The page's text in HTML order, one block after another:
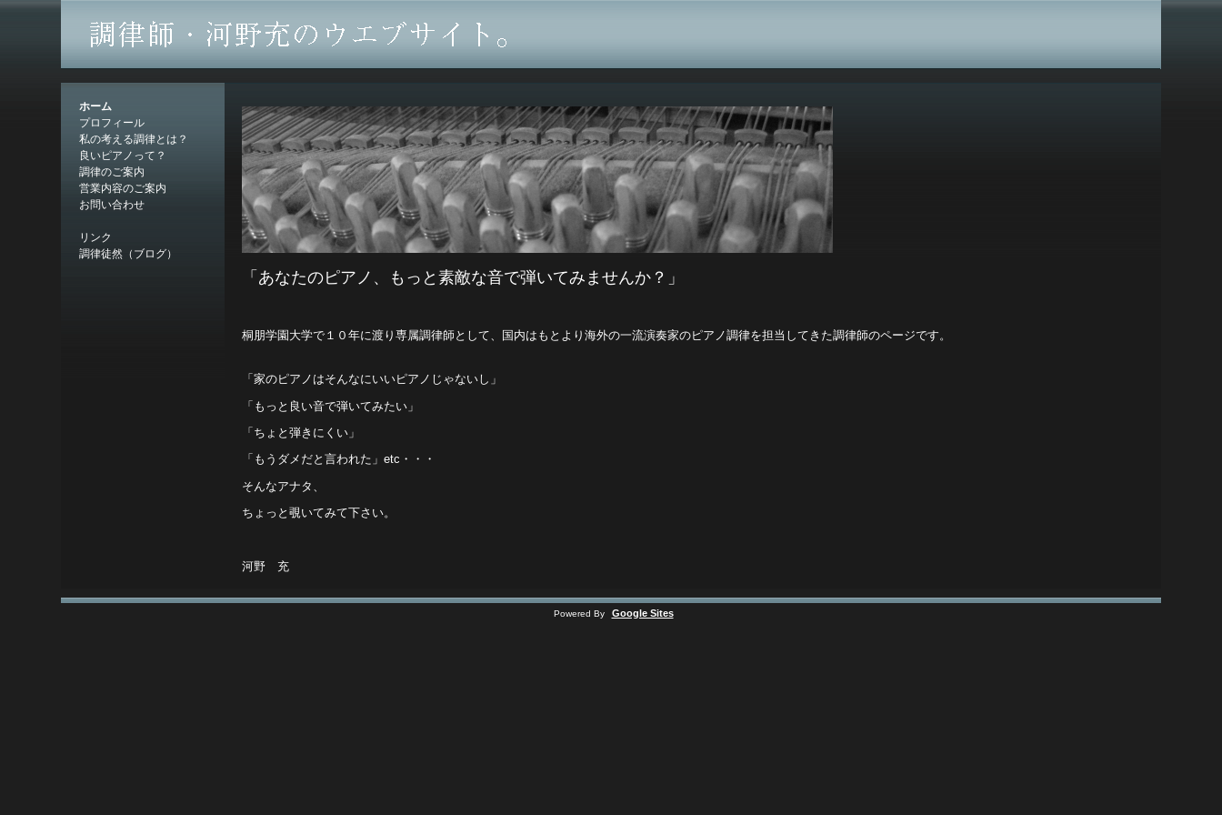
ホーム
プロフィール
私の考える調律とは？
良いピアノって？
調律のご案内
営業内容のご案内
お問い合わせ
リンク
調律徒然（ブログ）
「あなたのピアノ、もっと素敵な音で弾いてみませんか？」
桐朋学園大学で１０年に渡り専属調律師として、国内はもとより海外の一流演奏家のピアノ調律を担当してきた調律師のページです。
「家のピアノはそんなにいいピアノじゃないし」
「もっと良い音で弾いてみたい」
「ちょと弾きにくい」
「もうダメだと言われた」etc・・・
そんなアナタ、
ちょっと覗いてみて下さい。
河野 充
Powered By Google Sites